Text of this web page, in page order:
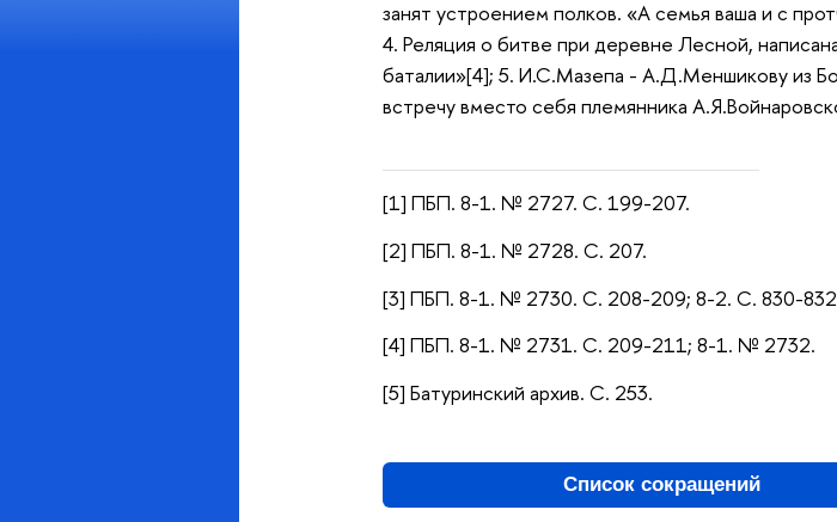
занят устроением полков. «А семья ваша и с
4. Реляция о битве при деревне Лесной,
баталии»[4]; 5. И.С.Мазепа - А.Д.Меншикову из
встречу вместо себя племянника
[1] ПБП. 8-1. № 2727. С. 199-207.
[2] ПБП. 8-1. № 2728. С. 207.
[3] ПБП. 8-1. № 2730. С. 208-209; 8-2. С. 830-
[4] ПБП. 8-1. № 2731. С. 209-211; 8-1. № 2732.
[5] Батуринский архив. С. 253.
Список сокращений